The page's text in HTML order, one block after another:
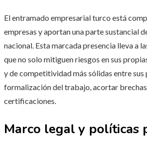
El entramado empresarial turco está
empresas y aportan una parte sustancial
nacional. Esta marcada presencia lleva a
que no solo mitiguen riesgos en sus
y de competitividad más sólidas entre
formalización del trabajo, acortar
certificaciones.
Marco legal y políticas